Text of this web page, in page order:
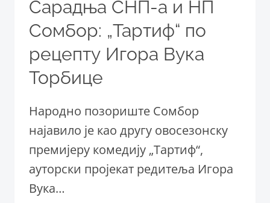
Сарадња СНП-а и НП
Сомбор: „Тартиф“ по
рецепту Игора Вука
Торбице
Народно позориште Сомбор
најавило је као другу овосезонску
премијеру комедију „Тартиф“,
ауторски пројекат редитеља Игора
Вука…